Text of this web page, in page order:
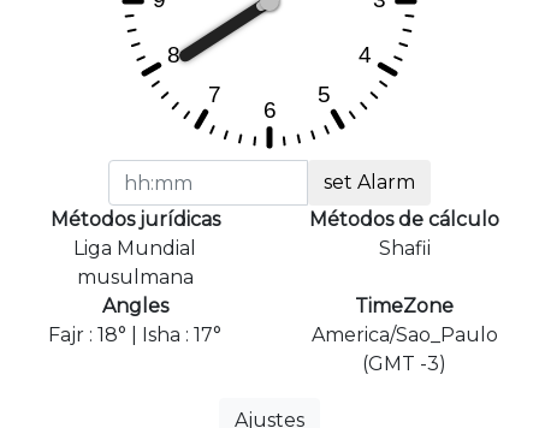
set Alarm
Métodos jurídicas
Liga Mundial
musulmana
Métodos de cálculo
Shafii
Angles
Fajr : 18° | Isha : 17°
TimeZone
America/Sao_Paulo
(GMT -3)
Ajustes